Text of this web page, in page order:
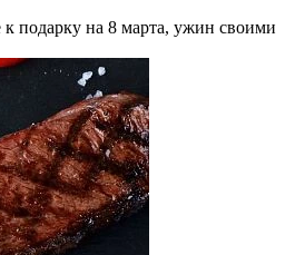
подарку на 8 марта, ужин своими